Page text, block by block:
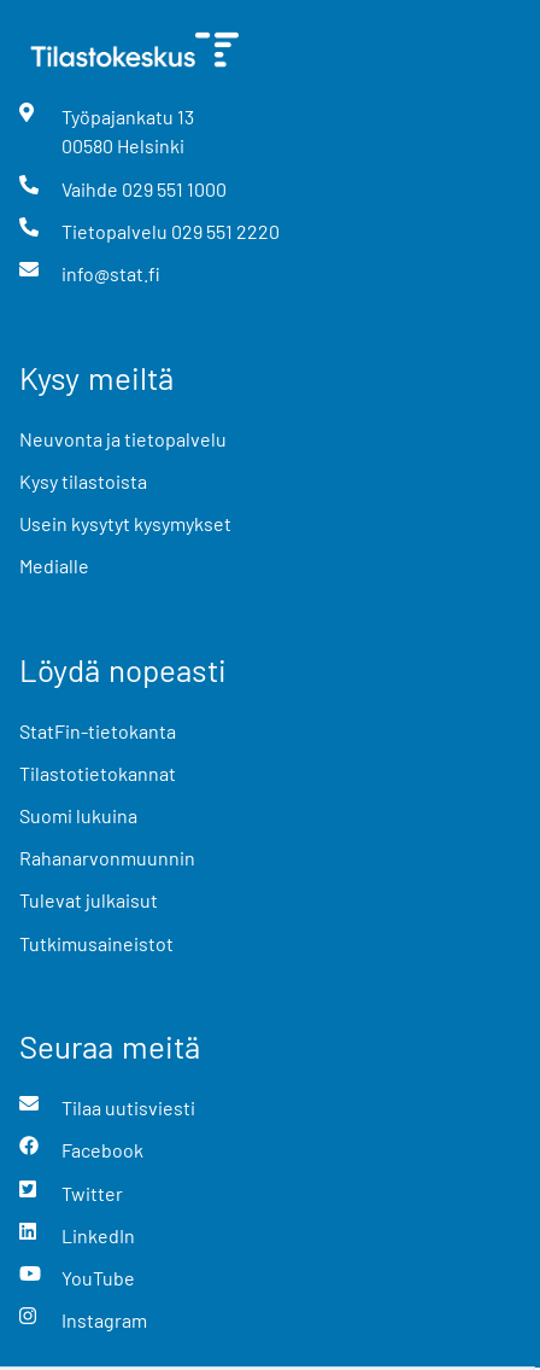
Työpajankatu 13
00580 Helsinki
Vaihde 029 551 1000
Tietopalvelu 029 551 2220
info@stat.fi
Kysy meiltä
Neuvonta ja tietopalvelu
Kysy tilastoista
Usein kysytyt kysymykset
Medialle
Löydä nopeasti
StatFin-tietokanta
Tilastotietokannat
Suomi lukuina
Rahanarvonmuunnin
Tulevat julkaisut
Tutkimusaineistot
Seuraa meitä
Tilaa uutisviesti
Facebook
Twitter
LinkedIn
YouTube
Instagram